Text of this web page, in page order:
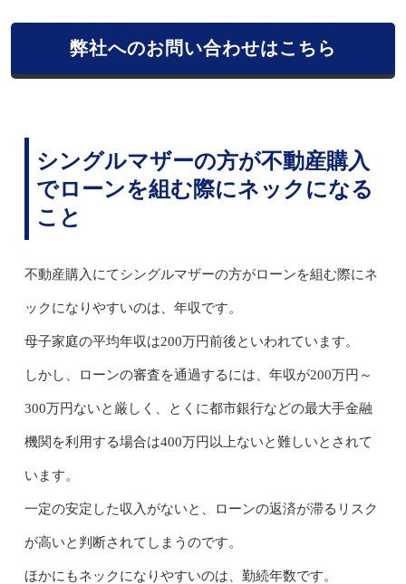
弊社へのお問い合わせはこちら
シングルマザーの方が不動産購入
でローンを組む際にネックになる
こと
不動産購入にてシングルマザーの方がローンを組む際にネ
ックになりやすいのは、年収です。
母子家庭の平均年収は200万円前後といわれています。
しかし、ローンの審査を通過するには、年収が200万円～
300万円ないと厳しく、とくに都市銀行などの最大手金融
機関を利用する場合は400万円以上ないと難しいとされて
います。
一定の安定した収入がないと、ローンの返済が滞るリスク
が高いと判断されてしまうのです。
ほかにもネックになりやすいのは、勤続年数です。